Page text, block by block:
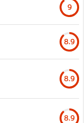
9
8.9
8.9
8.9